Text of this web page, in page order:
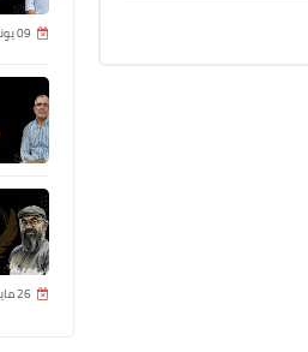
09 يونيو 2026
26 مايو 2026